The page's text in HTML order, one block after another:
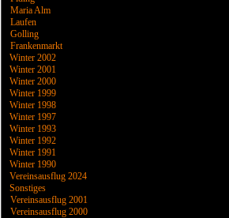
Maria Alm
Laufen
Golling
Frankenmarkt
Winter 2002
Winter 2001
Winter 2000
Winter 1999
Winter 1998
Winter 1997
Winter 1993
Winter 1992
Winter 1991
Winter 1990
Vereinsausflug 2024
Sonstiges
Vereinsausflug 2001
Vereinsausflug 2000